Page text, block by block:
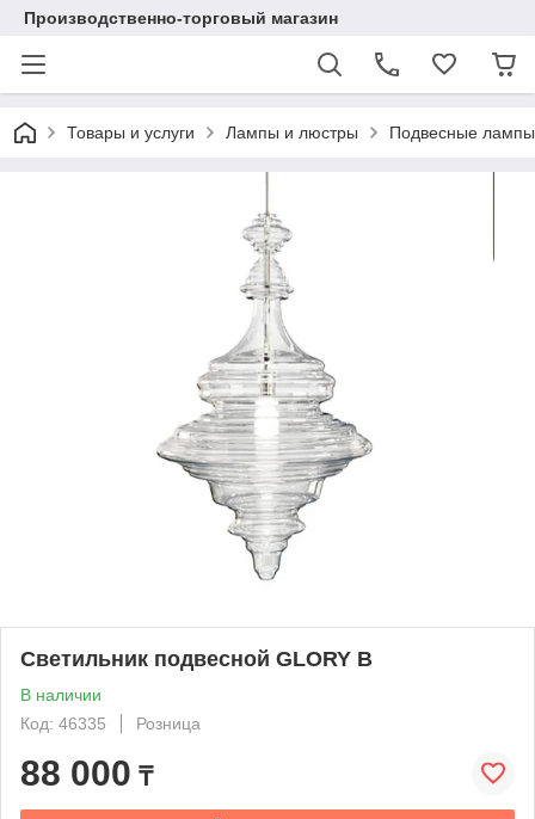
Производственно-торговый магазин
Товары и услуги Лампы и люстры Подвесные лампы
Светильник подвесной GLORY B
В наличии
Код: 46335
Розница
88 000 ₸